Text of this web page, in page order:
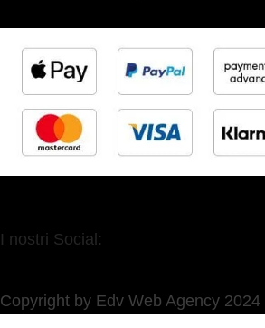
I nostri Social:
Copyright by Edv Web Agency 2024